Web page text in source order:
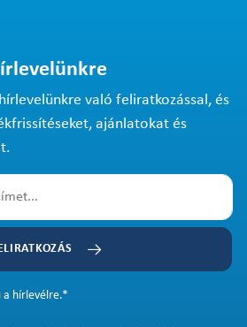
való feliratkozással, és
ajánlatokat és
a hírlevélre.*